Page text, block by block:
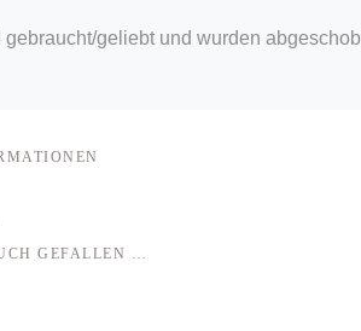
geliebt und wurden
GEFALLEN …